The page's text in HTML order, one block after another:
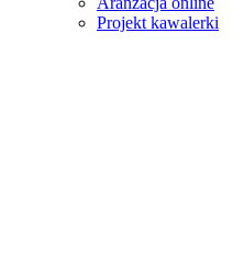
Projekt kawalerki